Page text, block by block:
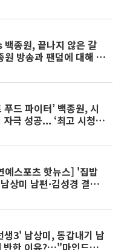
백종원, 끝나지 않은 갈
방송과 팬덤에 대해 말
푸드 파이터’ 백종원, 시
자극 성공... ‘최고 시청률
예스포츠 핫뉴스] '집밥
상미 남편·김성경 결별
해 등
생3' 남상미, 동갑내기 남
반한 이유?…"마인드가